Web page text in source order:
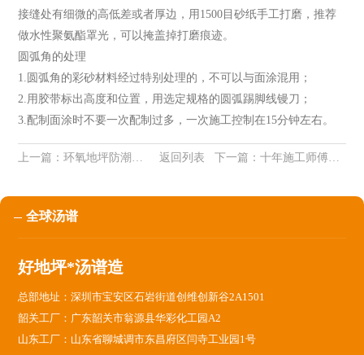
接缝处有细微的高低差或者厚边，用1500目砂纸手工打磨，推荐
做水性聚氨酯罩光，可以掩盖掉打磨痕迹。
圆弧角的处理
1.圆弧角的彩砂材料经过特别处理的，不可以与面涂混用；
2.用胶带标出高度和位置，用选定规格的圆弧踢脚线镘刀；
3.配制面涂时不要一次配制过多，一次施工控制在15分钟左右。
上一篇：环氧地坪防潮层快速解决方案 返回列表 下一篇：十年施工师傅总结：50个环氧地坪问题，欢迎转发收藏
全球汤谱
好地坪*汤谱造
总部地址：深圳市宝安区石岩街道创维创新谷2A1501
韶关工厂：广东韶关市翁源县华彩化工园A2
山东工厂：山东省聊城调市东昌府区闫寺工业园1号